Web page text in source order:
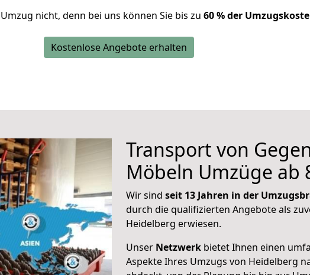
nicht, denn bei uns können Sie bis zu 60 % der
Kostenlose Angebote erhalten
Transport von
Möbeln Umzüge ab
Wir sind seit 13 Jahren in der
durch die qualifizierten Angebote als
Heidelberg erwiesen.
Unser Netzwerk bietet Ihnen einen
Aspekte Ihres Umzugs von Heidelberg